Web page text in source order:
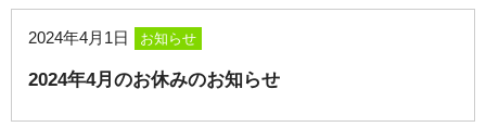
2024年4月1日 お知らせ
2024年4月のお休みのお知らせ